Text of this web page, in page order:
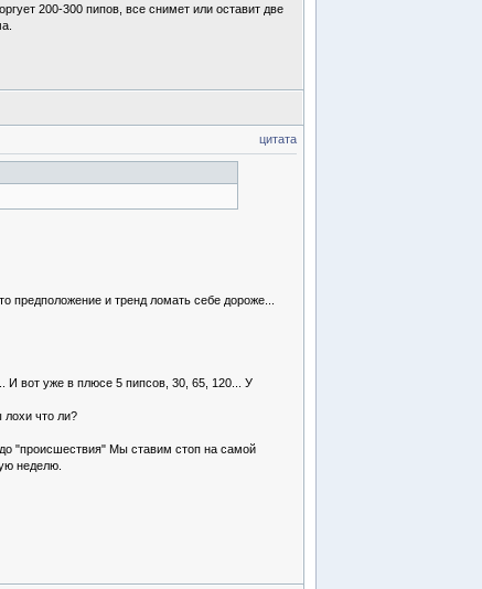
200-300 пипов, все снимет или оставит две
цитата
и тренд ломать себе дороже...
И вот уже в плюсе 5 пипсов, 30, 65, 120... У
что ли?
"происшествия" Мы ставим стоп на самой
неделю.